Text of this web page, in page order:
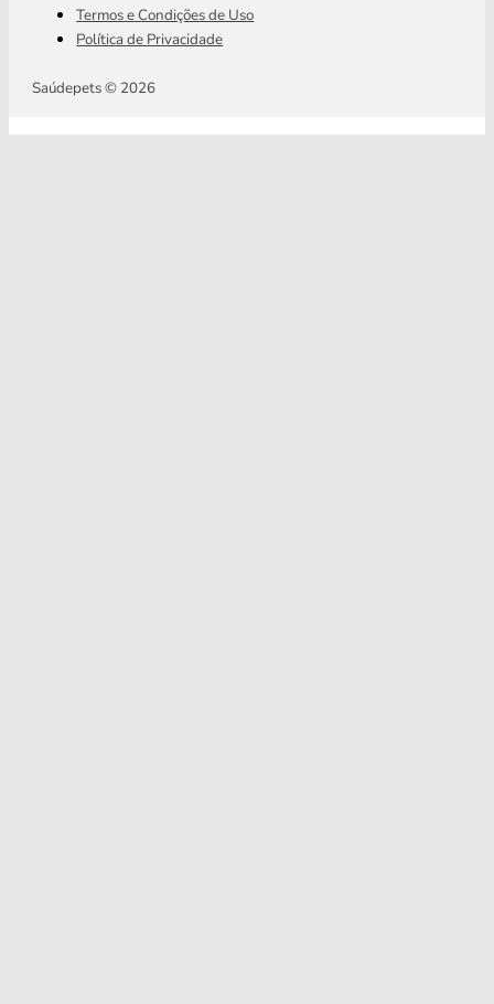
Termos e Condições de Uso
Política de Privacidade
Saúdepets © 2026